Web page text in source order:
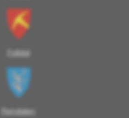
Folldal
Rendalen